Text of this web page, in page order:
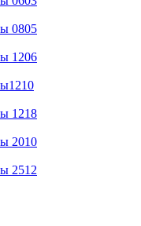
0805
1206
1218
2010
2512